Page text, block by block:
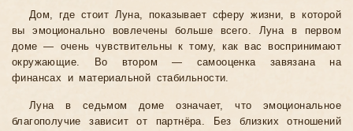
Дом, где стоит Луна, показывает сферу жизни, в которой
вы эмоционально вовлечены больше всего. Луна в первом
доме — очень чувствительны к тому, как вас воспринимают
окружающие. Во втором — самооценка завязана на
финансах и материальной стабильности.
Луна в седьмом доме означает, что эмоциональное
благополучие зависит от партнёра. Без близких отношений